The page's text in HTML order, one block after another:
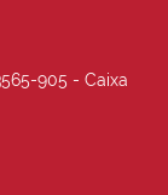
905 - Caixa